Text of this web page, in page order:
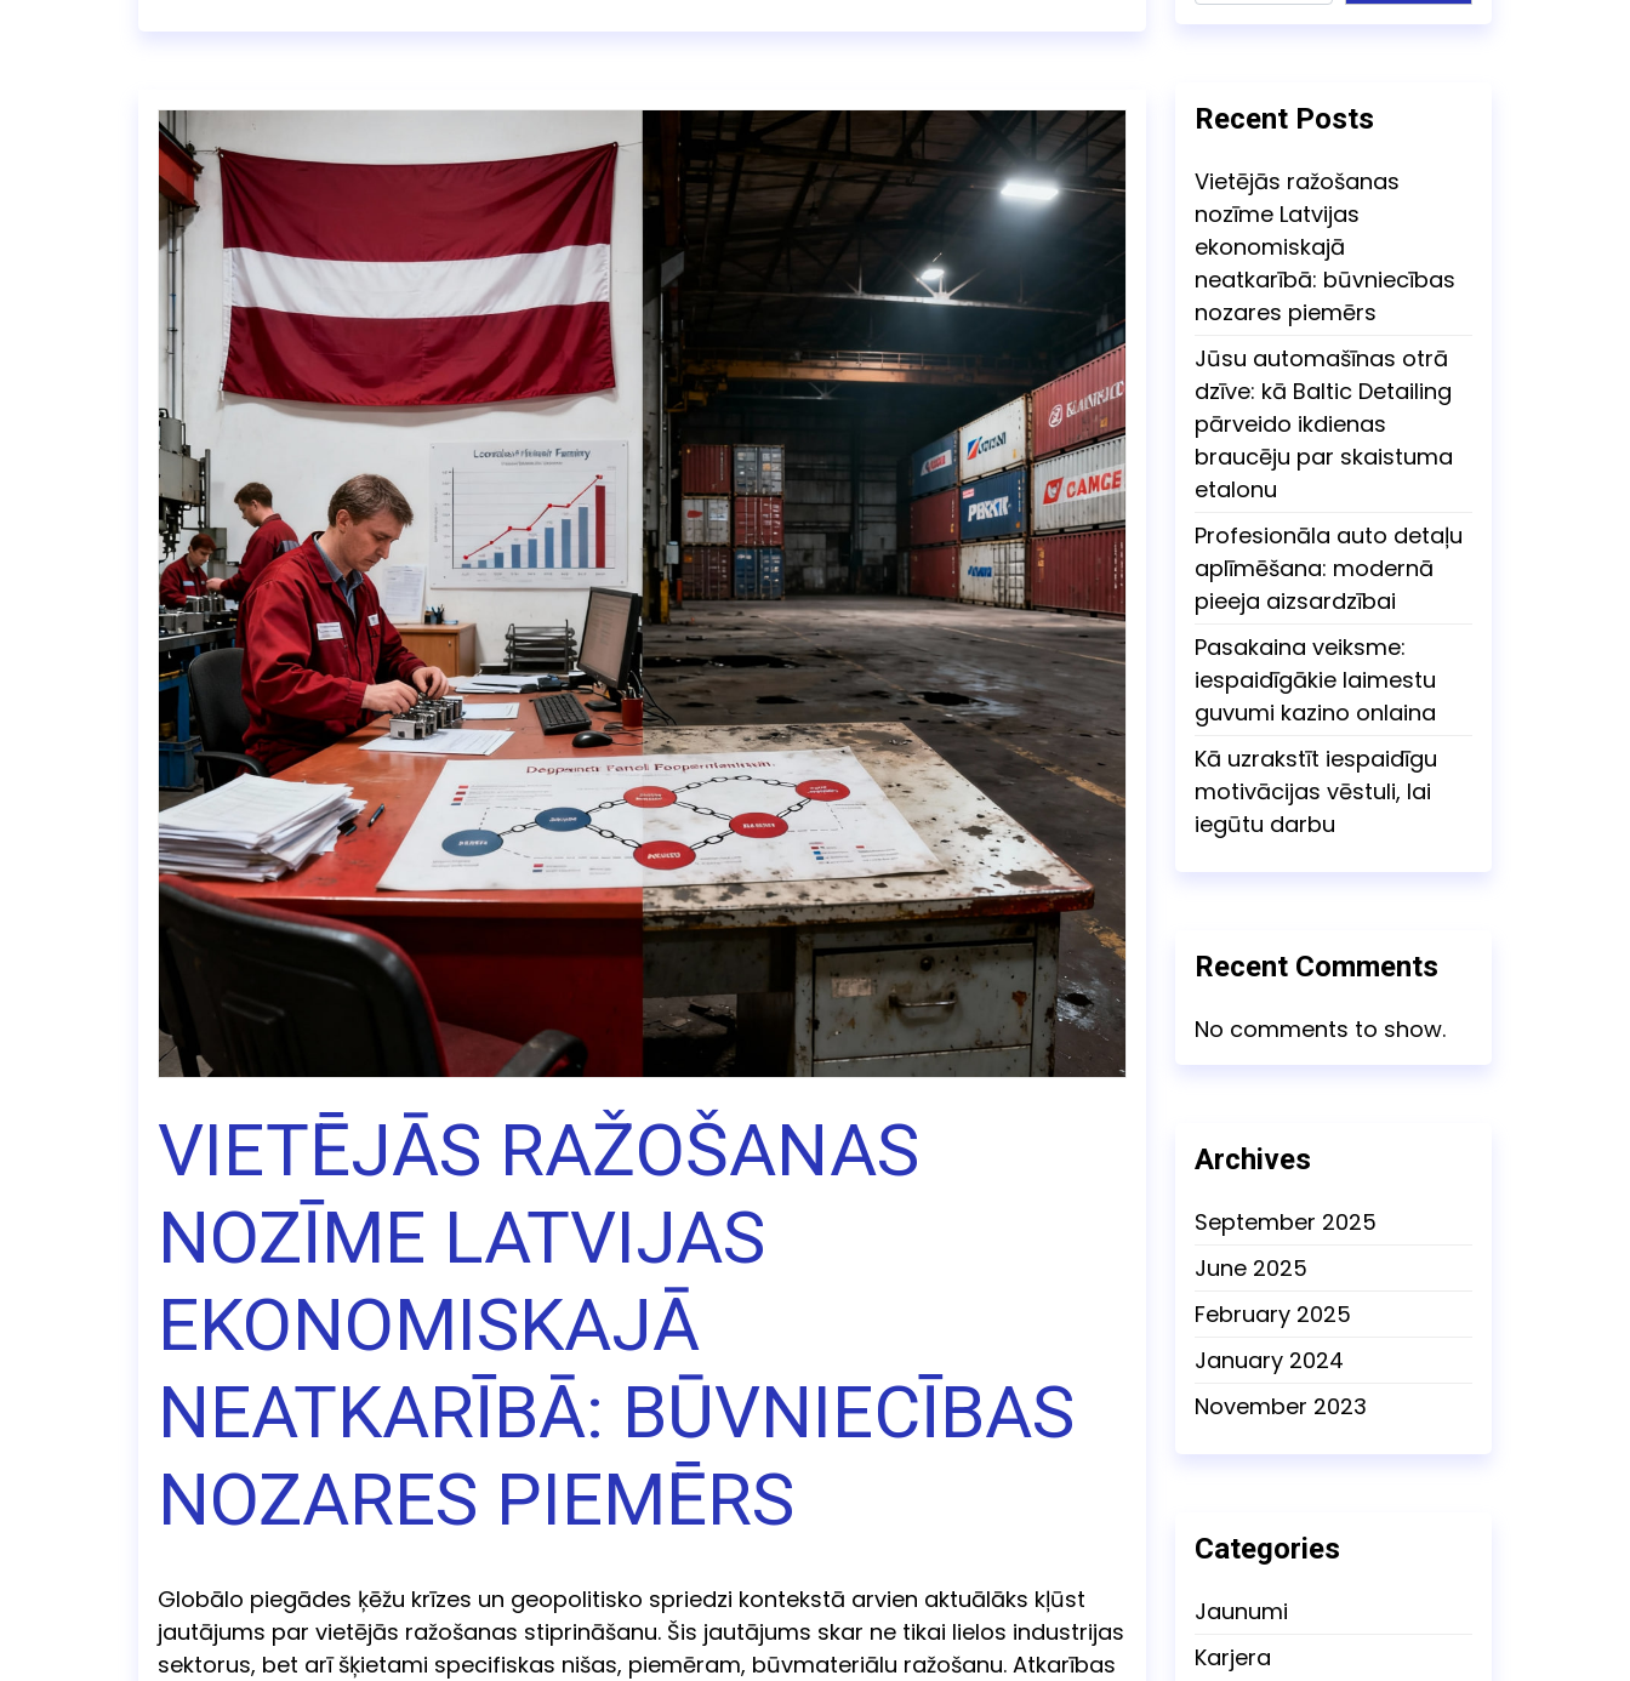
VIETĒJĀS RAŽOŠANAS
NOZĪME LATVIJAS
EKONOMISKAJĀ
NEATKARĪBĀ: BŪVNIECĪBAS
NOZARES PIEMĒRS
Globālo piegādes ķēžu krīzes un geopolitisko spriedzi kontekstā arvien aktuālāks kļūst
jautājums par vietējās ražošanas stiprināšanu. Šis jautājums skar ne tikai lielos industrijas
sektorus, bet arī šķietami specifiskas nišas, piemēram, būvmateriālu ražošanu. Atkarības
Recent Posts
Vietējās ražošanas
nozīme Latvijas
ekonomiskajā
neatkarībā: būvniecības
nozares piemērs
Jūsu automašīnas otrā
dzīve: kā Baltic Detailing
pārveido ikdienas
braucēju par skaistuma
etalonu
Profesionāla auto detaļu
aplīmēšana: modernā
pieeja aizsardzībai
Pasakaina veiksme:
iespaidīgākie laimestu
guvumi kazino onlaina
Kā uzrakstīt iespaidīgu
motivācijas vēstuli, lai
iegūtu darbu
Recent Comments
No comments to show.
Archives
September 2025
June 2025
February 2025
January 2024
November 2023
Categories
Jaunumi
Karjera